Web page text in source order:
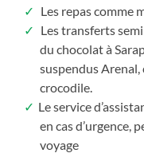
- Visite guidée
station Sirena
Départ tôt le
Arrivée à Sierpe
de la Station
Vous
plusieurs
Les repas comme
Les transferts
du chocolat à
suspendus Arenal,
crocodile.
Le service
en cas d’urgence,
voyage